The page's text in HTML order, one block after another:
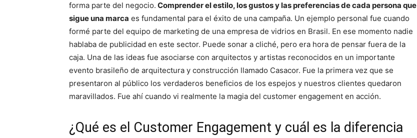
forma parte del negocio. Comprender el estilo, los gustos y las preferencias de cada persona que
sigue una marca es fundamental para el éxito de una campaña. Un ejemplo personal fue cuando
formé parte del equipo de marketing de una empresa de vidrios en Brasil. En ese momento nadie
hablaba de publicidad en este sector. Puede sonar a cliché, pero era hora de pensar fuera de la
caja. Una de las ideas fue asociarse con arquitectos y artistas reconocidos en un importante
evento brasileño de arquitectura y construcción llamado Casacor. Fue la primera vez que se
presentaron al público los verdaderos beneficios de los espejos y nuestros clientes quedaron
maravillados. Fue ahí cuando vi realmente la magia del customer engagement en acción.
¿Qué es el Customer Engagement y cuál es la diferencia